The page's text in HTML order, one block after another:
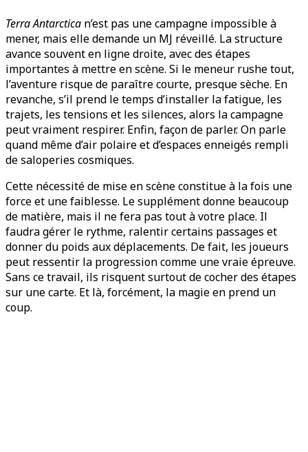
Terra Antarctica n’est pas une campagne impossible à
mener, mais elle demande un MJ réveillé. La structure
avance souvent en ligne droite, avec des étapes
importantes à mettre en scène. Si le meneur rushe tout,
l’aventure risque de paraître courte, presque sèche. En
revanche, s’il prend le temps d’installer la fatigue, les
trajets, les tensions et les silences, alors la campagne
peut vraiment respirer. Enfin, façon de parler. On parle
quand même d’air polaire et d’espaces enneigés rempli
de saloperies cosmiques.
Cette nécessité de mise en scène constitue à la fois une
force et une faiblesse. Le supplément donne beaucoup
de matière, mais il ne fera pas tout à votre place. Il
faudra gérer le rythme, ralentir certains passages et
donner du poids aux déplacements. De fait, les joueurs
peut ressentir la progression comme une vraie épreuve.
Sans ce travail, ils risquent surtout de cocher des étapes
sur une carte. Et là, forcément, la magie en prend un
coup.